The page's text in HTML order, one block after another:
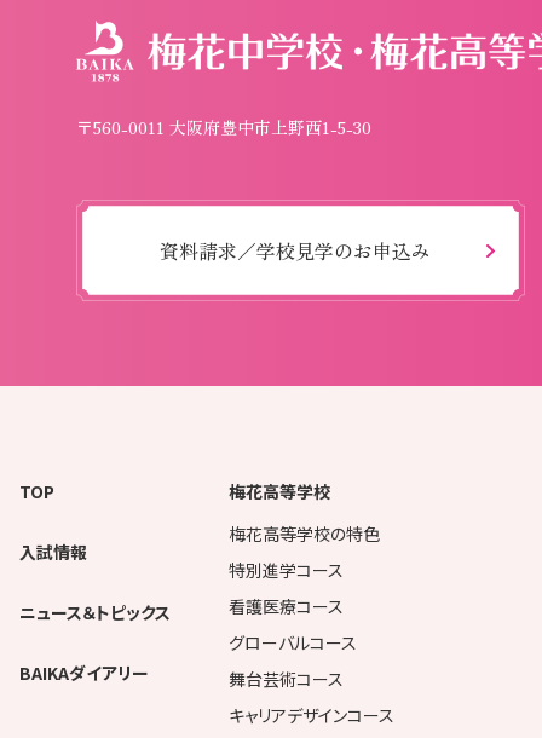
〒560-0011 大阪府豊中市上野西1-5-30
資料請求／学校見学のお申込み
TOP
入試情報
ニュース＆トピックス
BAIKAダイアリー
梅花高等学校
梅花高等学校の特色
特別進学コース
看護医療コース
グローバルコース
舞台芸術コース
キャリアデザインコース